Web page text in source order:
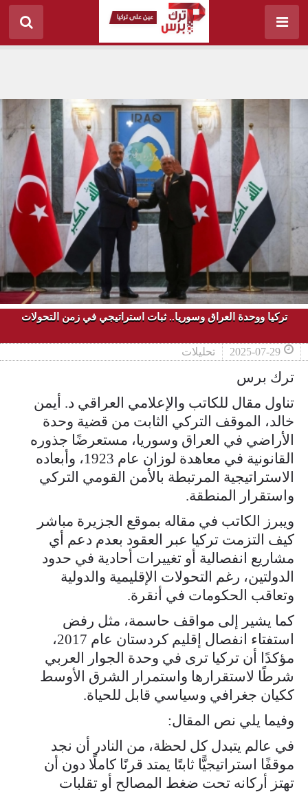
تركيا ووحدة العراق وسوريا.. ثبات استراتيجي في زمن التحولات
2025-07-29 تحليلات
ترك برس
تناول مقال للكاتب والإعلامي العراقي د. أيمن
خالد، الموقف التركي الثابت من قضية وحدة
الأراضي في العراق وسوريا، مستعرضًا جذوره
القانونية في معاهدة لوزان عام 1923، وأبعاده
الاستراتيجية المرتبطة بالأمن القومي التركي
واستقرار المنطقة.
ويبرز الكاتب في مقاله بموقع الجزيرة مباشر
كيف التزمت تركيا عبر العقود بعدم دعم أي
مشاريع انفصالية أو تغييرات أحادية في حدود
الدولتين، رغم التحولات الإقليمية والدولية
وتعاقب الحكومات في أنقرة.
كما يشير إلى مواقف حاسمة، مثل رفض
استفتاء انفصال إقليم كردستان عام 2017،
مؤكدًا أن تركيا ترى في وحدة الجوار العربي
شرطًا لاستقرارها واستمرار الشرق الأوسط
ككيان جغرافي وسياسي قابل للحياة.
وفيما يلي نص المقال:
في عالم يتبدل كل لحظة، من النادر أن نجد
موقفًا استراتيجيًّا ثابتًا يمتد قرنًا كاملًا دون أن
تهتز أركانه تحت ضغط المصالح أو تقلبات